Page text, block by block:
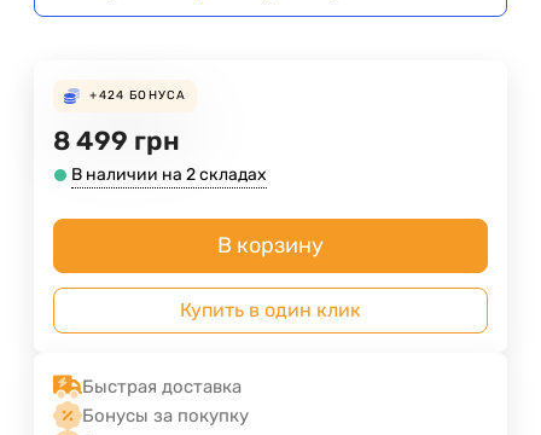
+424 БОНУСА
8 499 грн
В наличии на 2 складах
В корзину
Купить в один клик
Быстрая доставка
Бонусы за покупку